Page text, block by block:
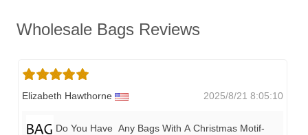
Wholesale Bags Reviews
Elizabeth Hawthorne 2025/8/21 8:05:10
Do You Have Any Bags With A Christmas Motif-